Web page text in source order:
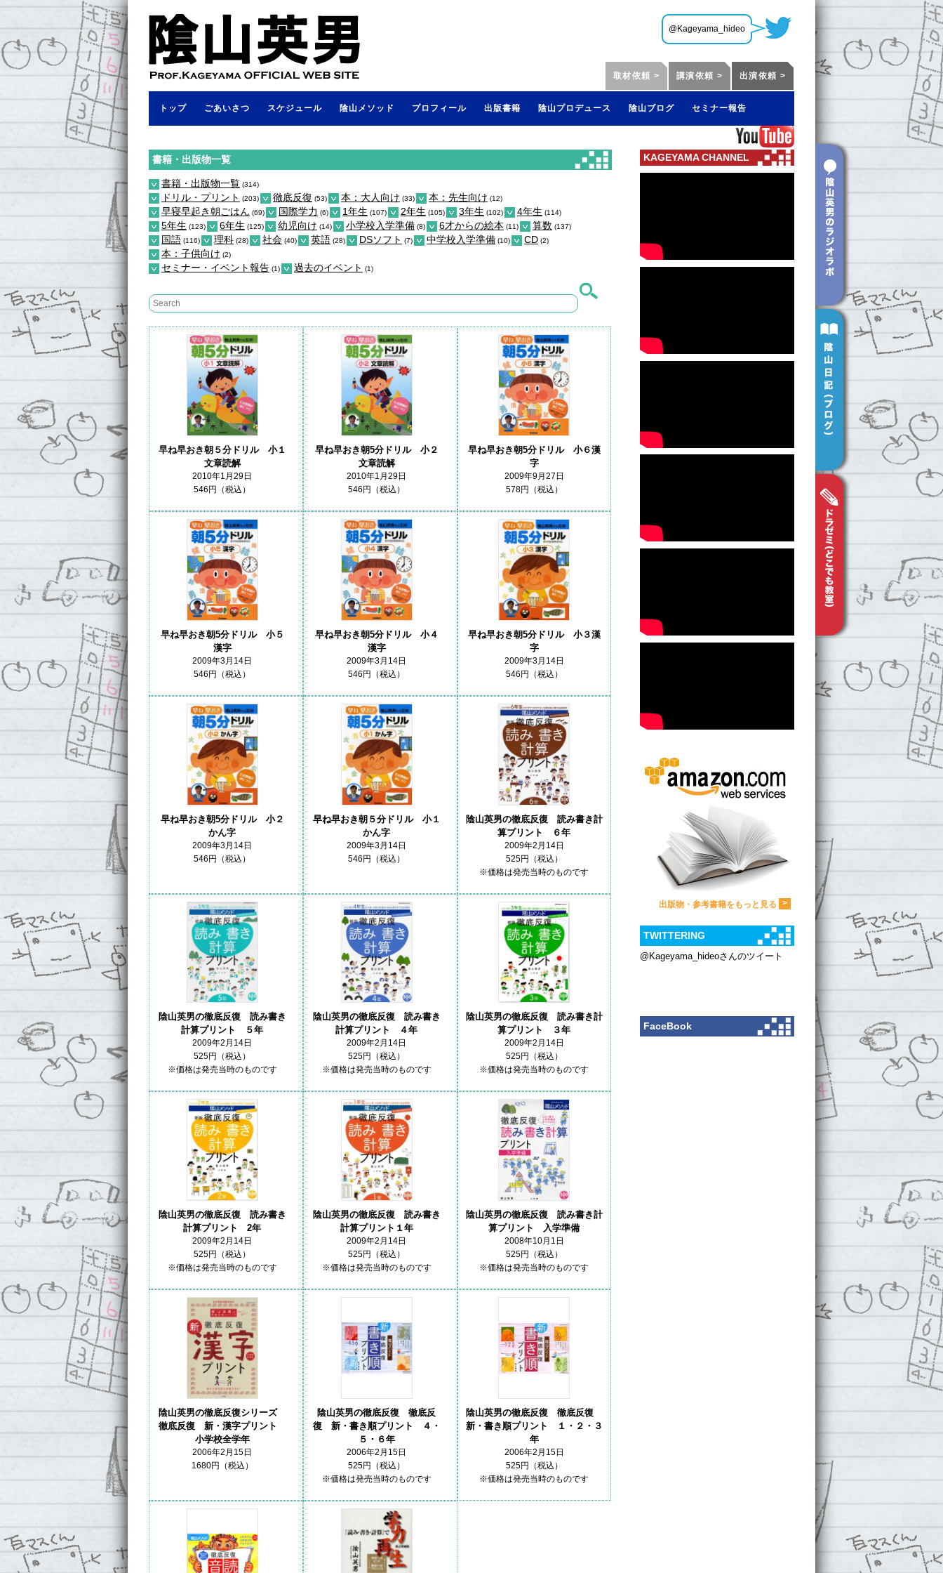
@Kageyama_hideo
トップ ごあいさつ スケジュール 陰山メソッド プロフィール 出版書籍 陰山プロデュース 陰山ブログ セミナー報告
書籍・出版物一覧
書籍・出版物一覧 (314)
ドリル・プリント (203) 徹底反復 (53) 本：大人向け (33) 本：先生向け (12)
早寝早起き朝ごはん (69) 国際学力 (6) 1年生 (107) 2年生 (105) 3年生 (102) 4年生 (114)
5年生 (123) 6年生 (125) 幼児向け (14) 小学校入学準備 (8) 6才からの絵本 (11) 算数 (137)
国語 (116) 理科 (28) 社会 (40) 英語 (28) DSソフト (7) 中学校入学準備 (10) CD (2)
本：子供向け (2)
セミナー・イベント報告 (1) 過去のイベント (1)
早ね早おき朝５分ドリル 小１
文章読解
2010年1月29日
546円（税込）
早ね早おき朝5分ドリル 小２
文章読解
2010年1月29日
546円（税込）
早ね早おき朝5分ドリル 小６漢
字
2009年9月27日
578円（税込）
早ね早おき朝5分ドリル 小５
漢字
2009年3月14日
546円（税込）
早ね早おき朝5分ドリル 小４
漢字
2009年3月14日
546円（税込）
早ね早おき朝5分ドリル 小３漢
字
2009年3月14日
546円（税込）
早ね早おき朝5分ドリル 小２
かん字
2009年3月14日
546円（税込）
早ね早おき朝５分ドリル 小１
かん字
2009年3月14日
546円（税込）
陰山英男の徹底反復 読み書き計
算プリント ６年
2009年2月14日
525円（税込）
※価格は発売当時のものです
陰山英男の徹底反復 読み書き
計算プリント ５年
2009年2月14日
525円（税込）
※価格は発売当時のものです
陰山英男の徹底反復 読み書き
計算プリント ４年
2009年2月14日
525円（税込）
※価格は発売当時のものです
陰山英男の徹底反復 読み書き計
算プリント ３年
2009年2月14日
525円（税込）
※価格は発売当時のものです
陰山英男の徹底反復 読み書き
計算プリント 2年
2009年2月14日
525円（税込）
※価格は発売当時のものです
陰山英男の徹底反復 読み書き
計算プリント１年
2009年2月14日
525円（税込）
※価格は発売当時のものです
陰山英男の徹底反復 読み書き計
算プリント 入学準備
2008年10月1日
525円（税込）
※価格は発売当時のものです
陰山英男の徹底反復シリーズ
徹底反復 新・漢字プリント
小学校全学年
2006年2月15日
1680円（税込）
陰山英男の徹底反復 徹底反
復 新・書き順プリント ４・
５・６年
2006年2月15日
525円（税込）
※価格は発売当時のものです
陰山英男の徹底反復 徹底反復
新・書き順プリント １・２・３
年
2006年2月15日
525円（税込）
※価格は発売当時のものです
KAGEYAMA CHANNEL
出版物・参考書籍をもっと見る >
TWITTERING
@Kageyama_hideoさんのツイート
FaceBook
取材依頼 > 講演依頼 > 出演依頼 >